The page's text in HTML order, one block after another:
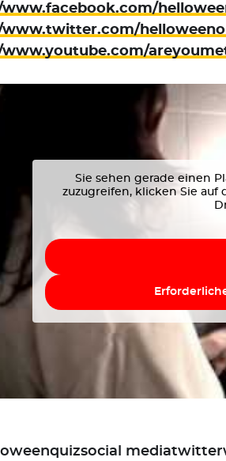
www.twitter.com/
Sie sehen gerade einen
zuzugreifen, klicken Sie auf
quizsocial mediatwitter